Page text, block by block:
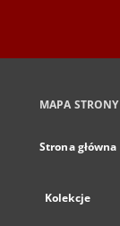
MAPA STRONY
Strona główna
Kolekcje